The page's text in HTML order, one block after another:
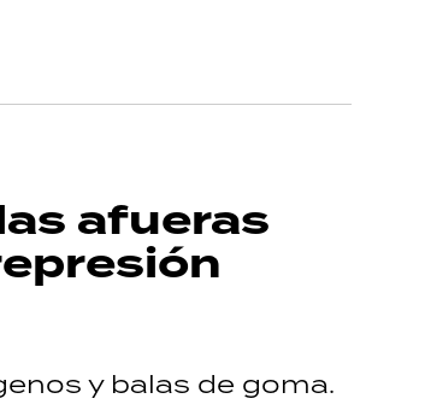
afueras
y balas de goma.